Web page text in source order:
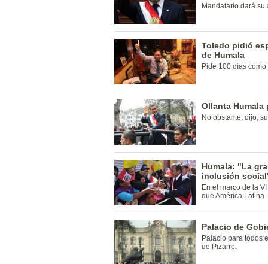
Mandatario dará
Toledo pidió
de Humala
Pide 100 días
Ollanta
No obstante, dijo,
Humala: "La
inclusión
En el marco de la
que América Latina
Palacio de
Palacio para todos
de Pizarro.